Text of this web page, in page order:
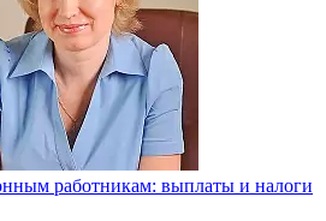
работникам: выплаты и налоги